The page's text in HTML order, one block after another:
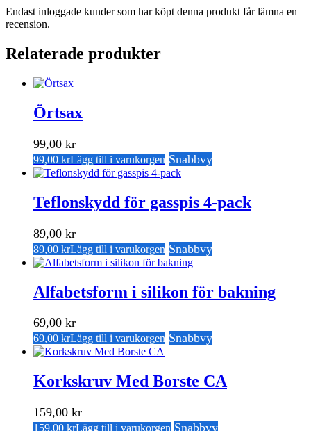
Endast inloggade kunder som har köpt denna produkt får lämna en
recension.
Relaterade produkter
Örtsax
99,00 kr
99,00 krLägg till i varukorgen Snabbvy
Teflonskydd för gasspis 4-pack
89,00 kr
89,00 krLägg till i varukorgen Snabbvy
Alfabetsform i silikon för bakning
69,00 kr
69,00 krLägg till i varukorgen Snabbvy
Korkskruv Med Borste CA
159,00 kr
159,00 krLägg till i varukorgen Snabbvy